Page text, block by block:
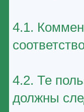
4.1.
4.2. Те
должны